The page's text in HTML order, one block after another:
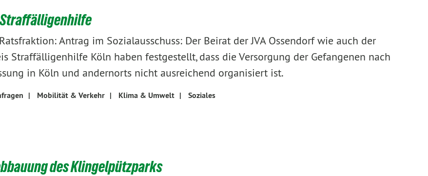
Ratsfraktion: Antrag im Sozialausschuss: Der Beirat der JVA Ossendorf wie auch der
Straffälligenhilfe Köln haben festgestellt, dass die Versorgung der Gefangenen nach
in Köln und andernorts nicht ausreichend organisiert ist.
| Mobilität & Verkehr | Klima & Umwelt | Soziales
des Klingelpützparks